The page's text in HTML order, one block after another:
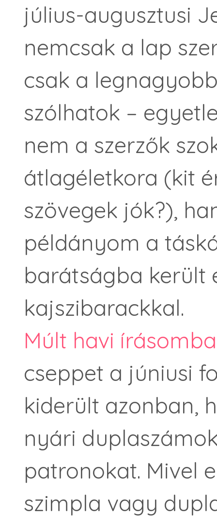
július-augusztusi
nemcsak a lap
csak a
szólhatok –
nem a szerzők
átlagéletkora (kit
szövegek jók?),
példányom a
barátságba került
kajszibarackkal.
Múlt havi
cseppet a júniusi
kiderült azonban,
nyári
patronokat. Mivel
szimpla vagy